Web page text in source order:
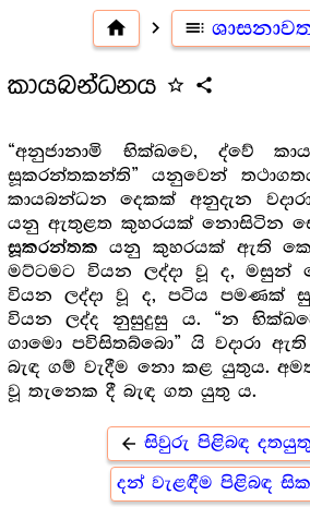
home navigate_next toc
කායබන්ධනය star_outline share
“අනුජානාමි භික්ඛවෙ, ද්වේ
සූකරන්තකන්ති” යනුවෙන්
කායබන්ධන දෙකක් අනුදැන
යනු ඇතුළත කුහරයක් නොසිටින
සූකරන්තක යනු කුහරයක් ඇති
මට්ටමට වියන ලද්දා වූ ද,
වියන ලද්දා වූ ද, පටිය පමණක්
වියන ලද්ද නුසුදුසු ය. “න
ගාමො පවිසිතබ්බො” යි වදාරා
බැඳ ගම් වැදීම නො කළ යුතුය.
වූ තැනෙක දී බැඳ ගත යුතු ය.
arrow_back සිවුරු පිළිබඳ
දන් වැළඳීම පිළිබඳ